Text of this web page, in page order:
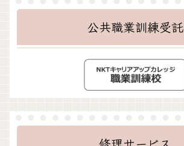
公共職業訓練受託